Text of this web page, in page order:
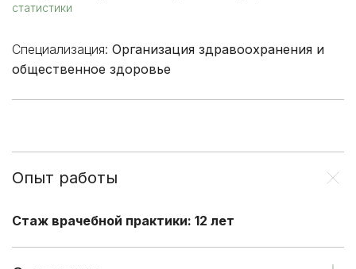
статистики
Специализация: Организация здравоохранения и
общественное здоровье
Опыт работы
Стаж врачебной практики: 12 лет